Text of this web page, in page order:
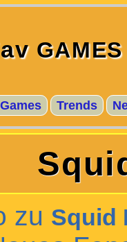
GAMES
Trends
zu Squid